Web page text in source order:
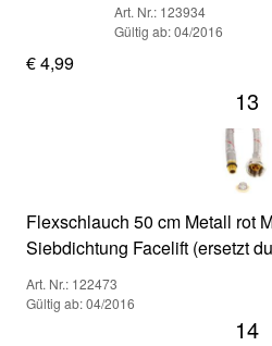
Art. Nr.: 123934
Gültig ab: 04/2016
€ 4,99
13
Flexschlauch 50 cm Metall rot
Siebdichtung Facelift (ersetzt
Art. Nr.: 122473
Gültig ab: 04/2016
14